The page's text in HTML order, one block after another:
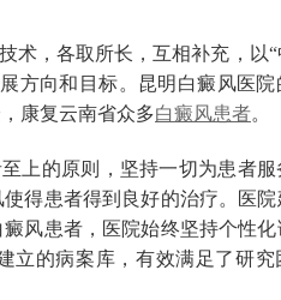
术，各取所长，互相补充，以
方向和目标。昆明白癜风医院
康复云南省众多白癜风患者。
上的原则，坚持一切为患者服
得患者得到良好的治疗。医
风患者，医院始终坚持个性
立的病案库，有效满足了研究